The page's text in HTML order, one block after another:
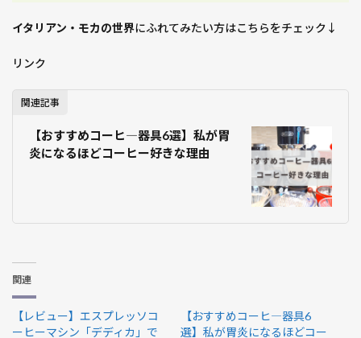
イタリアン・モカの世界にふれてみたい方はこちらをチェック↓
リンク
関連記事
【おすすめコーヒ―器具6選】私が胃
炎になるほどコーヒー好きな理由
関連
【レビュー】エスプレッソコ
ーヒーマシン「デディカ」で
【おすすめコーヒ―器具6
選】私が胃炎になるほどコー